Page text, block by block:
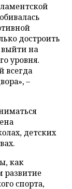
достроить
на
уровня.
всегда
–
детских
как
развитие
спорта,